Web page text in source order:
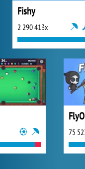
Fishy
2 290 413x
75